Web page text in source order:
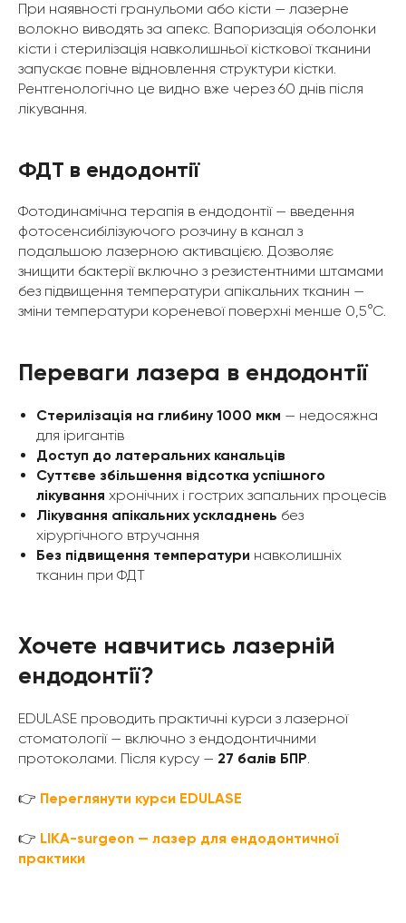
При наявності гранульоми або кісти — лазерне
волокно виводять за апекс. Вапоризація оболонки
кісти і стерилізація навколишньої кісткової тканини
запускає повне відновлення структури кістки.
Рентгенологічно це видно вже через 60 днів після
лікування.
ФДТ в ендодонтії
Фотодинамічна терапія в ендодонтії — введення
фотосенсибілізуючого розчину в канал з
подальшою лазерною активацією. Дозволяє
знищити бактерії включно з резистентними штамами
без підвищення температури апікальних тканин —
зміни температури кореневої поверхні менше 0,5°С.
Переваги лазера в ендодонтії
Стерилізація на глибину 1000 мкм — недосяжна
для іригантів
Доступ до латеральних канальців
Суттєве збільшення відсотка успішного
лікування хронічних і гострих запальних процесів
Лікування апікальних ускладнень без
хірургічного втручання
Без підвищення температури навколишніх
тканин при ФДТ
Хочете навчитись лазерній
ендодонтії?
EDULASE проводить практичні курси з лазерної
стоматології — включно з ендодонтичними
протоколами. Після курсу — 27 балів БПР.
👉 Переглянути курси EDULASE
👉 LIKA-surgeon — лазер для ендодонтичної
практики